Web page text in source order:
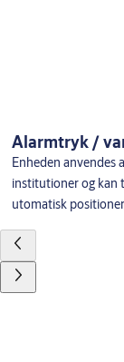
Alarmtryk /
Enheden anvendes
institutioner og kan
utomatisk